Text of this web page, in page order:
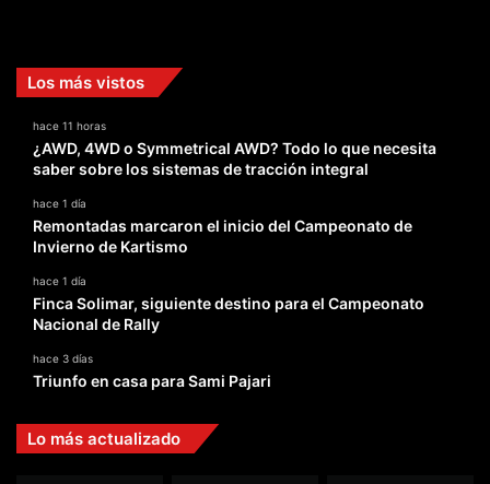
Los más vistos
hace 11 horas
¿AWD, 4WD o Symmetrical AWD? Todo lo que necesita
saber sobre los sistemas de tracción integral
hace 1 día
Remontadas marcaron el inicio del Campeonato de
Invierno de Kartismo
hace 1 día
Finca Solimar, siguiente destino para el Campeonato
Nacional de Rally
hace 3 días
Triunfo en casa para Sami Pajari
Lo más actualizado